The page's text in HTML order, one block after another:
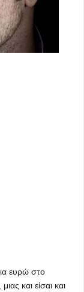
ευρώ στο
και είσαι και